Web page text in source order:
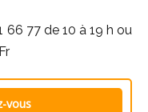
66 77 de 10 à 19 h ou
vous